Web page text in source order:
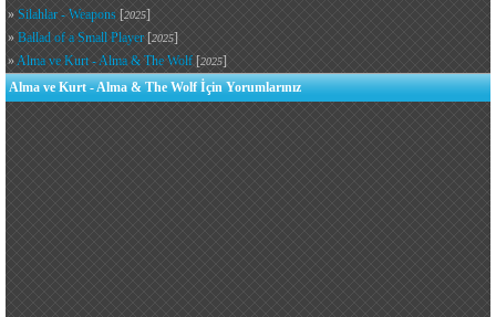
» Silahlar - Weapons [2025]
» Ballad of a Small Player [2025]
»Alma ve Kurt - Alma & The Wolf [2025]
Alma ve Kurt - Alma & The Wolf İçin Yorumlarınız